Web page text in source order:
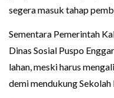
segera masuk tahap
Sementara Pemerintah
Dinas Sosial Puspo
lahan, meski harus
demi mendukung Sekolah